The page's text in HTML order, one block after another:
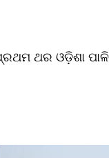
ପ୍ରଥମ ଥର ଓଡ଼ିଶା